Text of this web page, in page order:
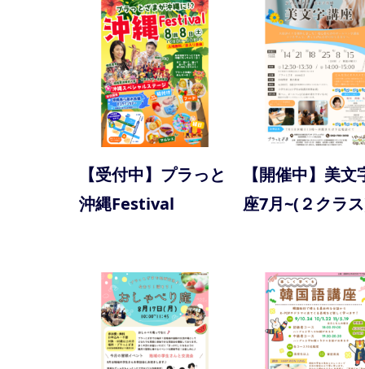
【受付中】プラっと
沖縄Festival
【開催中】美文
座7月~(２クラ